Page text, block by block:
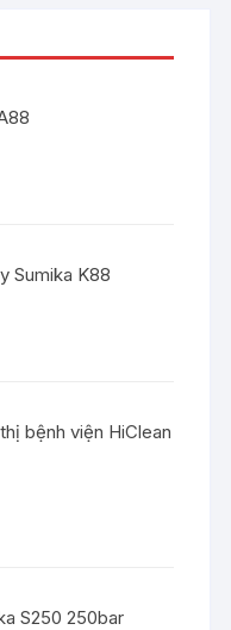
Sumika K88
bệnh viện HiClean
S250 250bar